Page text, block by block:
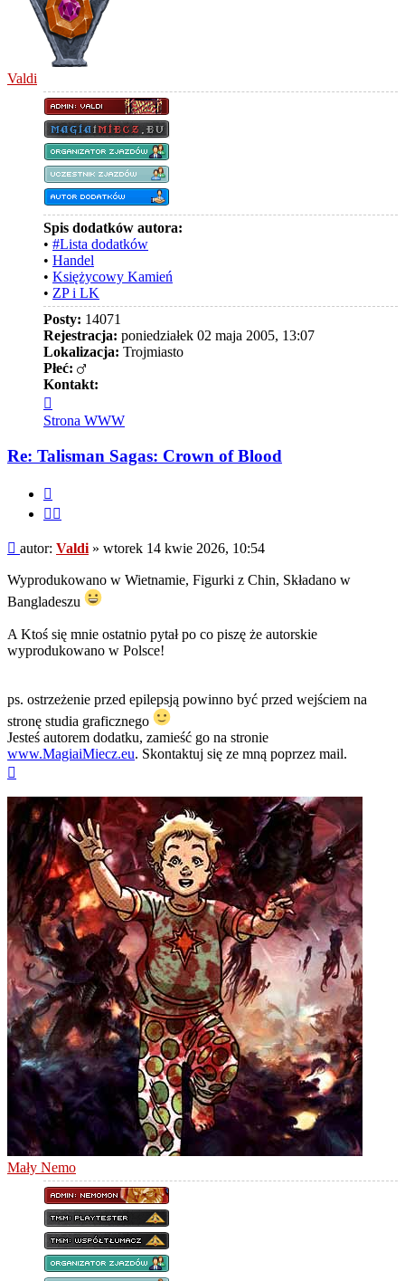
Valdi
Spis dodatków autora:
• #Lista dodatków
• Handel
• Księżycowy Kamień
• ZP i LK
Posty: 14071
Rejestracja: poniedziałek 02 maja 2005, 13:07
Lokalizacja: Trojmiasto
Płeć:
Kontakt:
się
z
Valdi
Strona WWW
Re: Talisman Sagas: Crown of Blood
Post
autor: Valdi » wtorek 14 kwie 2026, 10:54
Wyprodukowano w Wietnamie, Figurki z Chin, Składano w
Bangladeszu
A Ktoś się mnie ostatnio pytał po co piszę że autorskie
wyprodukowano w Polsce!
ps. ostrzeżenie przed epilepsją powinno być przed wejściem na
stronę studia graficznego
Jesteś autorem dodatku, zamieść go na stronie
www.MagiaiMiecz.eu. Skontaktuj się ze mną poprzez mail.
Mały Nemo